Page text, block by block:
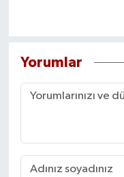
Yorumlar